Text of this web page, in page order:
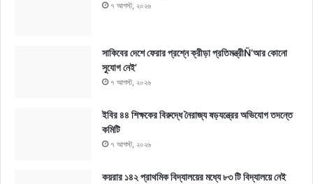
৭ আগস্ট, ২০২৬
সাকিবের দেশে ফেরার প্রশ্নে ক্রীড়া প্রতিমন্ত্রীÑ‘আর কোনো
সুযোগ নেই’
৭ আগস্ট, ২০২৬
ইবির ৪৪ শিক্ষকের বিরুদ্ধে নৈরাজ্য ষড়যন্ত্রের অভিযোগ তদন্তে
কমিটি
৭ আগস্ট, ২০২৬
কয়রার ১৪২ প্রাথমিক বিদ্যালয়ের মধ্যে ৮৩ টি বিদ্যালয়ে নেই